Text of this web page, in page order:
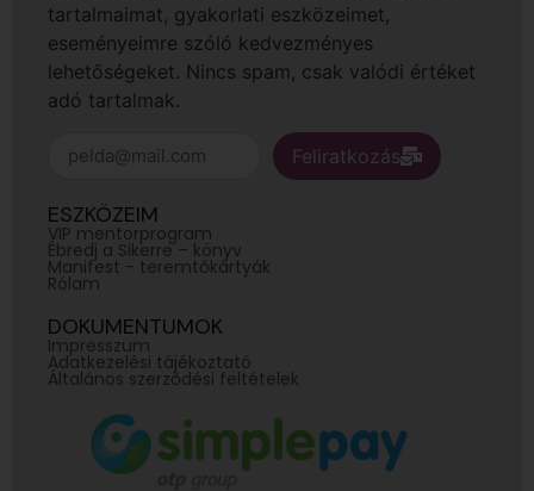
tartalmaimat, gyakorlati eszközeimet,
eseményeimre szóló kedvezményes
lehetőségeket. Nincs spam, csak valódi értéket
adó tartalmak.
Feliratkozás
ESZKÖZEIM
VIP mentorprogram
Ébredj a Sikerre – könyv
Manifest - teremtőkártyák
Rólam
DOKUMENTUMOK
Impresszum
Adatkezelési tájékoztató
Általános szerződési feltételek